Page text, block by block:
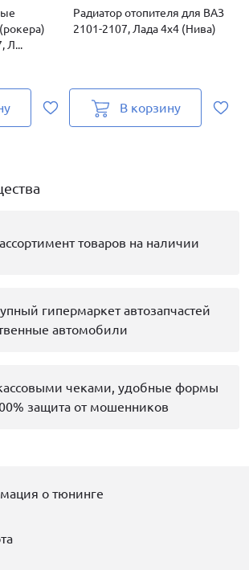
Л...
Радиатор отопителя для ВАЗ
2101-2107, Лада 4х4 (Нива)
В корзину
товаров на наличии
гипермаркет автозапчастей
автомобили
чеками, удобные формы
защита от мошенников
о тюнинге